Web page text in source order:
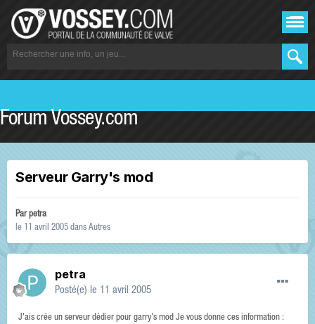
Forum Vossey.com
Serveur Garry's mod
Par petra
le 11 avril 2005 dans Autres
petra
Posté(e) le 11 avril 2005
J'ais crée un serveur dédier pour garry's mod Je vous donne ces information :